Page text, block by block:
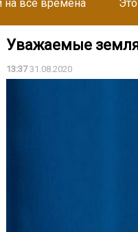
на все времена
Уважаемые
13:3731.08.2020